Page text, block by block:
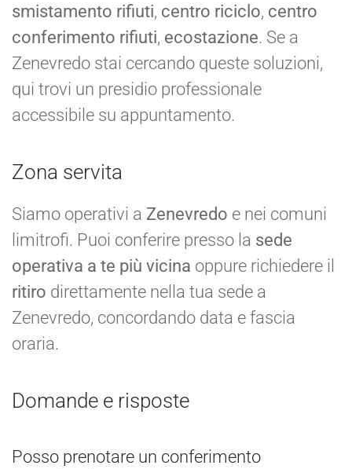
smistamento rifiuti, centro riciclo, centro
conferimento rifiuti, ecostazione. Se a
Zenevredo stai cercando queste soluzioni,
qui trovi un presidio professionale
accessibile su appuntamento.
Zona servita
Siamo operativi a Zenevredo e nei comuni
limitrofi. Puoi conferire presso la sede
operativa a te più vicina oppure richiedere il
ritiro direttamente nella tua sede a
Zenevredo, concordando data e fascia
oraria.
Domande e risposte
Posso prenotare un conferimento